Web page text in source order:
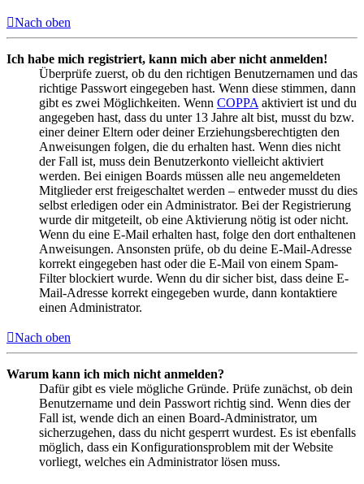
Nach oben
Ich habe mich registriert, kann mich aber nicht anmelden!
Überprüfe zuerst, ob du den richtigen Benutzernamen und das
richtige Passwort eingegeben hast. Wenn diese stimmen, dann
gibt es zwei Möglichkeiten. Wenn COPPA aktiviert ist und du
angegeben hast, dass du unter 13 Jahre alt bist, musst du bzw.
einer deiner Eltern oder deiner Erziehungsberechtigten den
Anweisungen folgen, die du erhalten hast. Wenn dies nicht
der Fall ist, muss dein Benutzerkonto vielleicht aktiviert
werden. Bei einigen Boards müssen alle neu angemeldeten
Mitglieder erst freigeschaltet werden – entweder musst du dies
selbst erledigen oder ein Administrator. Bei der Registrierung
wurde dir mitgeteilt, ob eine Aktivierung nötig ist oder nicht.
Wenn du eine E-Mail erhalten hast, folge den dort enthaltenen
Anweisungen. Ansonsten prüfe, ob du deine E-Mail-Adresse
korrekt eingegeben hast oder die E-Mail von einem Spam-
Filter blockiert wurde. Wenn du dir sicher bist, dass deine E-
Mail-Adresse korrekt eingegeben wurde, dann kontaktiere
einen Administrator.
Nach oben
Warum kann ich mich nicht anmelden?
Dafür gibt es viele mögliche Gründe. Prüfe zunächst, ob dein
Benutzername und dein Passwort richtig sind. Wenn dies der
Fall ist, wende dich an einen Board-Administrator, um
sicherzugehen, dass du nicht gesperrt wurdest. Es ist ebenfalls
möglich, dass ein Konfigurationsproblem mit der Website
vorliegt, welches ein Administrator lösen muss.